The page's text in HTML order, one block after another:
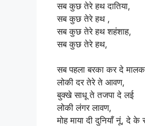
सब कुछ तेरे हथ दातिया,
सब कुछ तेरे हथ ,
सब कुछ तेरे हथ शहंशाह,
सब कुछ तेरे हथ,
सब पहला बरका कर दे
लोकी दर तेरे ते आवण,
बुक्खे साधू ते तजपा दे लई
लोकी लंगर लावण,
मोह माया दी दुनियाँ नूं, दे के